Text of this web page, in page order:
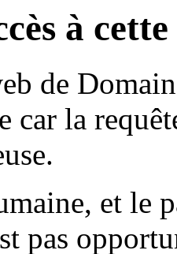
à
de
car la
et le
pas